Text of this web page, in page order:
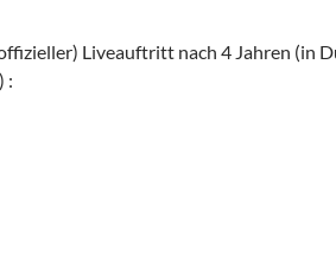
Liveauftritt nach 4 Jahren (in
: